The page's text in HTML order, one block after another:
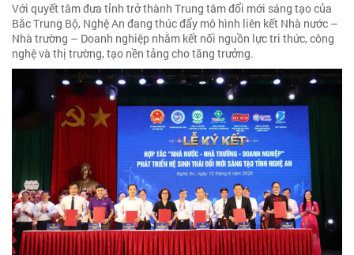
Với quyết tâm đưa tỉnh trở thành Trung tâm đổi mới sáng tạo của
Bắc Trung Bộ, Nghệ An đang thúc đẩy mô hình liên kết Nhà nước –
Nhà trường – Doanh nghiệp nhằm kết nối nguồn lực tri thức, công
nghệ và thị trường, tạo nền tảng cho tăng trưởng.